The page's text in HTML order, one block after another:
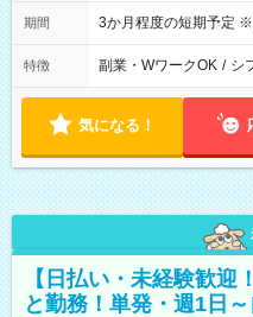
期間 3か月程度の短期予定
特徴 副業・WワークOK / シ
気になる！
【日払い・未経験歓迎
と勤務！単発・週1日